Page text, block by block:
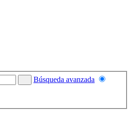
Búsqueda avanzada